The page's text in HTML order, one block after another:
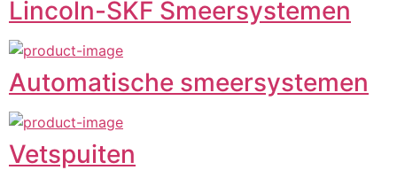
Lincoln-SKF Smeersystemen
Automatische smeersystemen
Vetspuiten